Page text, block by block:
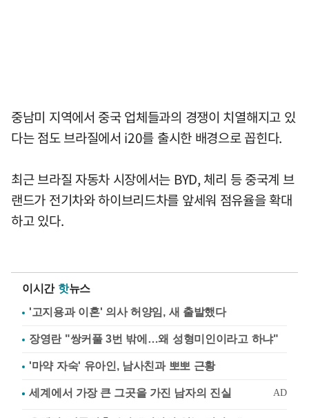
중남미 지역에서 중국 업체들과의 경쟁이 치열해지고 있
다는 점도 브라질에서 i20를 출시한 배경으로 꼽힌다.
최근 브라질 자동차 시장에서는 BYD, 체리 등 중국계 브
랜드가 전기차와 하이브리드차를 앞세워 점유율을 확대
하고 있다.
이시간 핫뉴스
'고지용과 이혼' 의사 허양임, 새 출발했다
장영란 "쌍커풀 3번 밖에…왜 성형미인이라고 하냐"
'마약 자숙' 유아인, 남사친과 뽀뽀 근황